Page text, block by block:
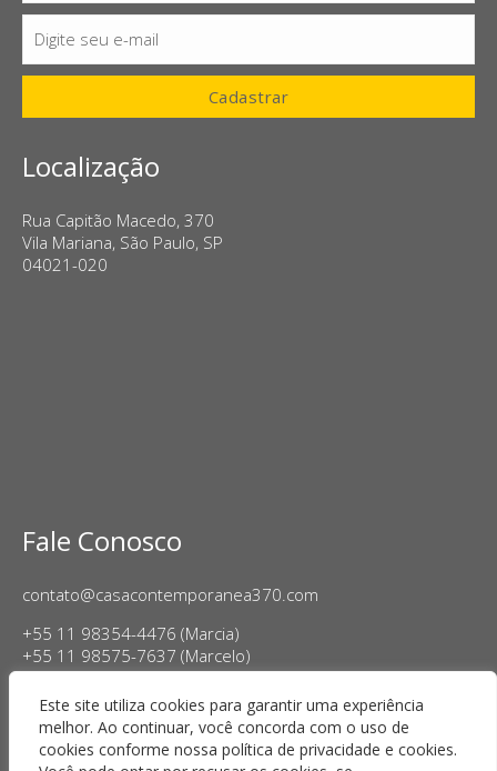
Este site utiliza cookies para garantir uma experiência
melhor. Ao continuar, você concorda com o uso de
cookies conforme nossa política de privacidade e cookies.
E-
mail
Digite seu e-mail
Cadastrar
Localização
Rua Capitão Macedo, 370
Vila Mariana, São Paulo, SP
04021-020
Fale Conosco
contato@casacontemporanea370.com
+55 11 98354-4476 (Marcia)
+55 11 98575-7637 (Marcelo)
Horário de Funcionamento:
Terça a sexta-feira, das 14h às 18h
Sábado das 11h às 17h